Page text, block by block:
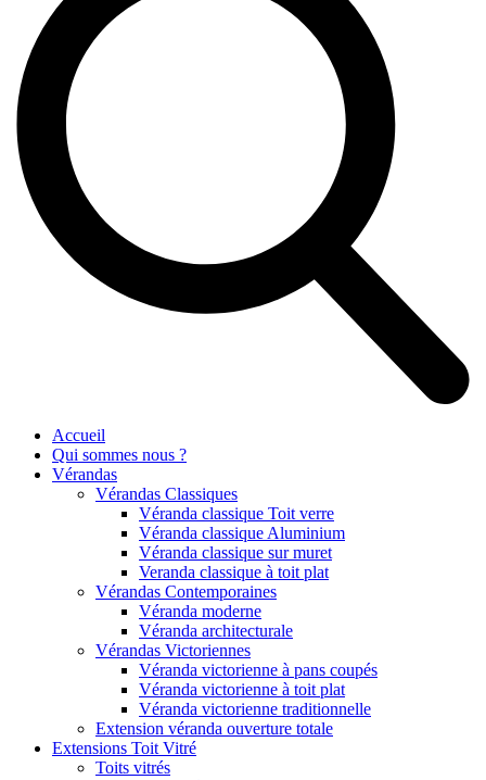
Accueil
Qui sommes nous ?
Vérandas
Vérandas Classiques
Véranda classique Toit verre
Véranda classique Aluminium
Véranda classique sur muret
Veranda classique à toit plat
Vérandas Contemporaines
Véranda moderne
Véranda architecturale
Vérandas Victoriennes
Véranda victorienne à pans coupés
Véranda victorienne à toit plat
Véranda victorienne traditionnelle
Extension véranda ouverture totale
Extensions Toit Vitré
Toits vitrés